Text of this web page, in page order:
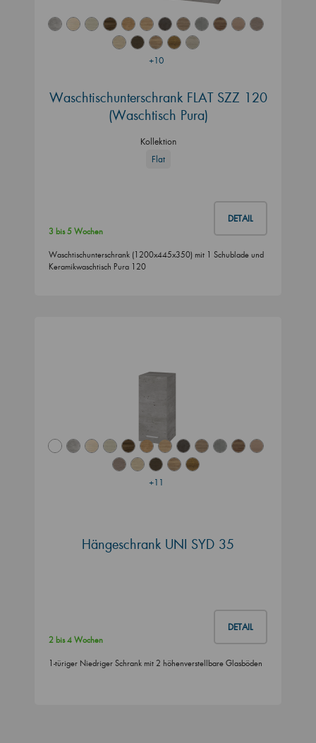
+10
Waschtischunterschrank FLAT SZZ 120
(Waschtisch Pura)
Kollektion
Flat
DETAIL
3 bis 5 Wochen
Waschtischunterschrank (1200x445x350) mit 1 Schublade und
Keramikwaschtisch Pura 120
+11
Hängeschrank UNI SYD 35
DETAIL
2 bis 4 Wochen
1-türiger Niedriger Schrank mit 2 höhenverstellbare Glasböden